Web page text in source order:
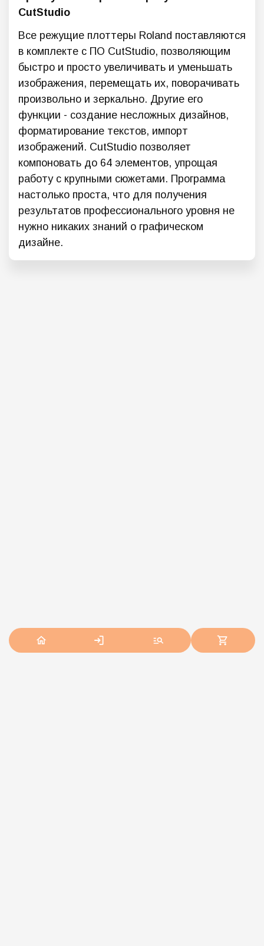
CutStudio
Все режущие плоттеры Roland поставляются
в комплекте с ПО CutStudio, позволяющим
быстро и просто увеличивать и уменьшать
изображения, перемещать их, поворачивать
произвольно и зеркально. Другие его
функции - создание несложных дизайнов,
форматирование текстов, импорт
изображений. CutStudio позволяет
компоновать до 64 элементов, упрощая
работу с крупными сюжетами. Программа
настолько проста, что для получения
результатов профессионального уровня не
нужно никаких знаний о графическом
дизайне.